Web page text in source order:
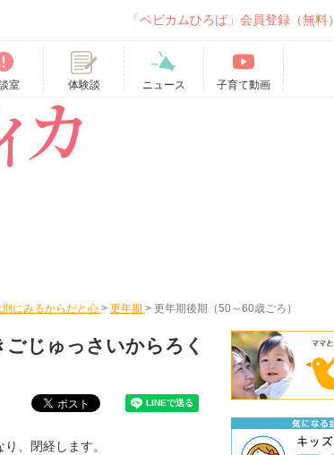
「ベビカムひろば」会員登録（無料）
室 体験談 ニュース 子育て動画
にみるからだと心 > 更年期 > 更年期後期（50～60歳ごろ）
ごじゅっさいからろく
、閉経します。